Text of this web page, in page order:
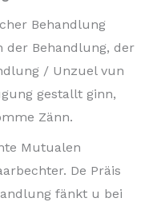
Behandlung
der Behandlung, der
/ Unzuel vun
gestallt ginn,
Zänn.
Mutualen
De Präis
fänkt u bei